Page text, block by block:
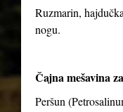
Ruzmarin,
nogu.
Čajna mešavina
Peršun